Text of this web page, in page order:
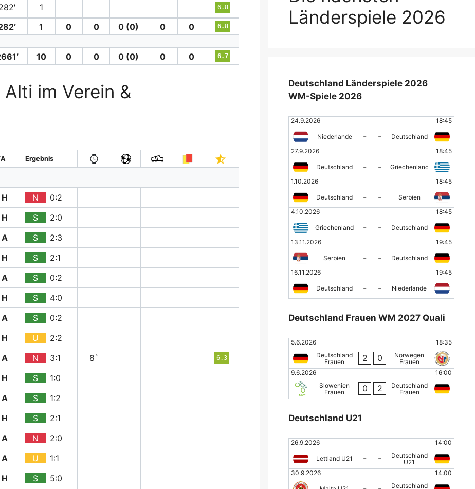
1 6.8
1 0 0 0 (0) 0 0 6.8
10 0 0 0 (0) 0 0 6.7
im Verein &
Ergebnis
H N
0:2
H S
2:0
A S
2:3
H S
2:1
A S
0:2
H S
4:0
A S
0:2
H U
2:2
A N 3:1 8` 6.3
H S
1:0
A S
1:2
H S
2:1
A N
2:0
A U
1:1
H S 5:0
Länderspiele 2026
Deutschland Länderspiele 2026
WM-Spiele 2026
24.9.2026 18:45
Niederlande - -
Deutschland
27.9.2026
18:45
Deutschland - -
Griechenland
1.10.2026
18:45
Deutschland - -
Serbien
4.10.2026
18:45
Griechenland - -
Deutschland
13.11.2026
19:45
Serbien - -
Deutschland
16.11.2026
19:45
Deutschland - - Niederlande
Deutschland Frauen WM 2027 Quali
5.6.2026
18:35
Deutschland
Frauen
2 0
Norwegen
Frauen
9.6.2026
16:00
Slowenien
Frauen
0 2
Deutschland
Frauen
Deutschland U21
26.9.2026 14:00
Lettland U21 - -
Deutschland
U21
30.9.2026
14:00
Deutschland